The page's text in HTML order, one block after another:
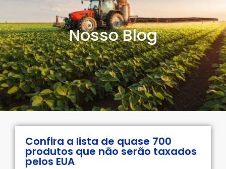
Nosso Blog
Confira a lista de quase 700
produtos que não serão taxados
pelos EUA